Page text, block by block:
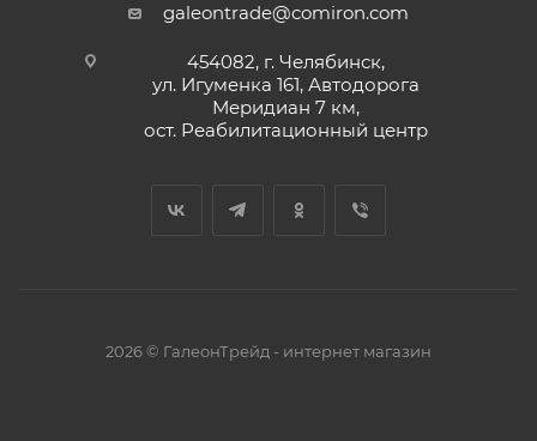
galeontrade@comiron.com
454082, г. Челябинск,
ул. Игуменка 161, Автодорога
Меридиан 7 км,
ост. Реабилитационный центр
2026 © ГалеонТрейд - интернет магазин